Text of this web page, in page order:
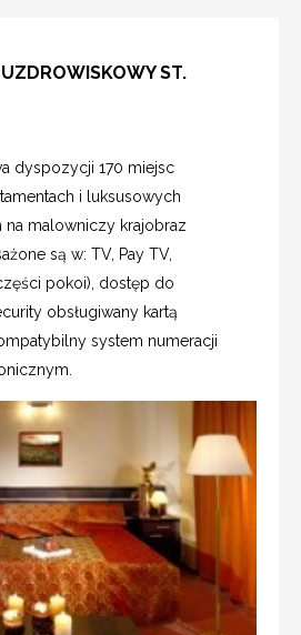
ST.
dyspozycji 170 miejsc
i luksusowych
malowniczy krajobraz
są w: TV, Pay TV,
pokoi), dostęp do
obsługiwany kartą
system numeracji